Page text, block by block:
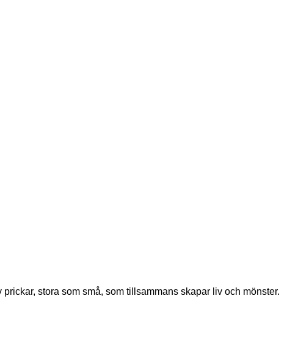
stora som små, som tillsammans skapar liv och mönster.